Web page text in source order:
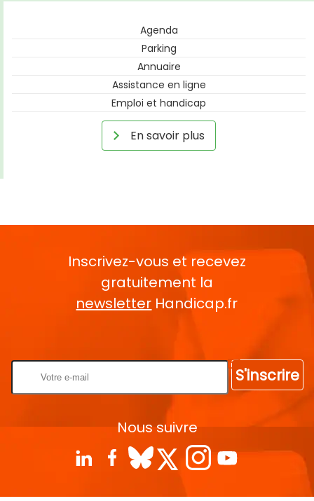
Agenda
Parking
Annuaire
Assistance en ligne
Emploi et handicap
En savoir plus
Inscrivez-vous et recevez
gratuitement la
newsletter Handicap.fr
S'inscrire
Nous suivre